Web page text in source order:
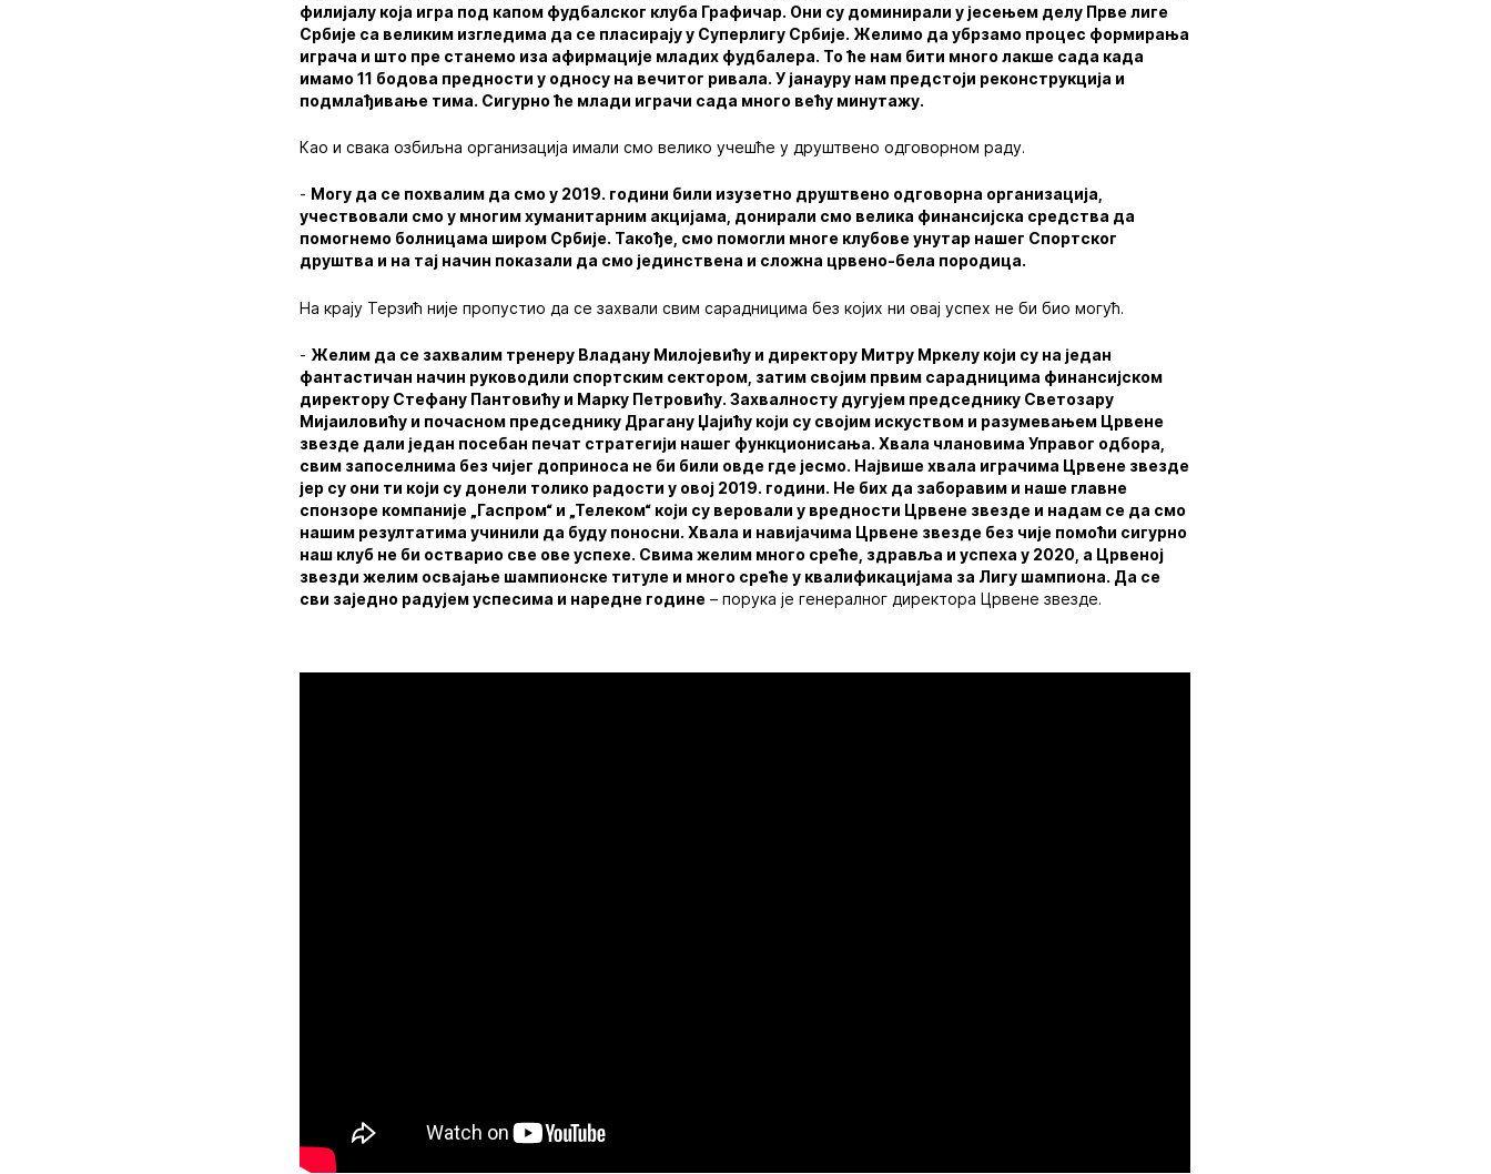
филијалу која игра под капом фудбалског клуба Графичар. Они су доминирали у јесењем делу Прве лиге
Србије са великим изгледима да се пласирају у Суперлигу Србије. Желимо да убрзамо процес формирања
играча и што пре станемо иза афирмације младих фудбалера. То ће нам бити много лакше сада када
имамо 11 бодова предности у односу на вечитог ривала. У јанауру нам предстоји реконструкција и
подмлађивање тима. Сигурно ће млади играчи сада много већу минутажу.
Као и свака озбиљна организација имали смо велико учешће у друштвено одговорном раду.
- Могу да се похвалим да смо у 2019. години били изузетно друштвено одговорна организација,
учествовали смо у многим хуманитарним акцијама, донирали смо велика финансијска средства да
помогнемо болницама широм Србије. Такође, смо помогли многе клубове унутар нашег Спортског
друштва и на тај начин показали да смо јединствена и сложна црвено-бела породица.
На крају Терзић није пропустио да се захвали свим сарадницима без којих ни овај успех не би био могућ.
- Желим да се захвалим тренеру Владану Милојевићу и директору Митру Мркелу који су на један
фантастичан начин руководили спортским сектором, затим својим првим сарадницима финансијском
директору Стефану Пантовићу и Марку Петровићу. Захвалносту дугујем председнику Светозару
Мијаиловићу и почасном председнику Драгану Џајићу који су својим искуством и разумевањем Црвене
звезде дали један посебан печат стратегији нашег функционисања. Хвала члановима Управог одбора,
свим запоселнима без чијег доприноса не би били овде где јесмо. Највише хвала играчима Црвене звезде
јер су они ти који су донели толико радости у овој 2019. години. Не бих да заборавим и наше главне
спонзоре компаније „Гаспром“ и „Телеком“ који су веровали у вредности Црвене звезде и надам се да смо
нашим резултатима учинили да буду поносни. Хвала и навијачима Црвене звезде без чије помоћи сигурно
наш клуб не би остварио све ове успехе. Свима желим много среће, здравља и успеха у 2020, а Црвеној
звезди желим освајање шампионске титуле и много среће у квалификацијама за Лигу шампиона. Да се
сви заједно радујем успесима и наредне године – порука је генералног директора Црвене звезде.